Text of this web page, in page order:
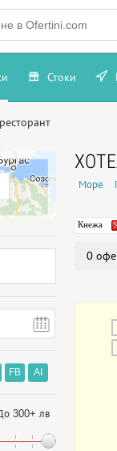
Стоки
ресторант
FB AI
300+ лв
Море
Кнежа
0